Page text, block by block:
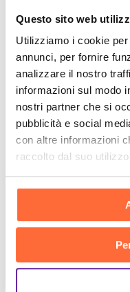
Questo sito web
Utilizziamo i cookie
annunci, per fornire
analizzare il nostro
informazioni sul modo
nostri partner che si
pubblicità e social
con altre informazioni
raccolto dal suo